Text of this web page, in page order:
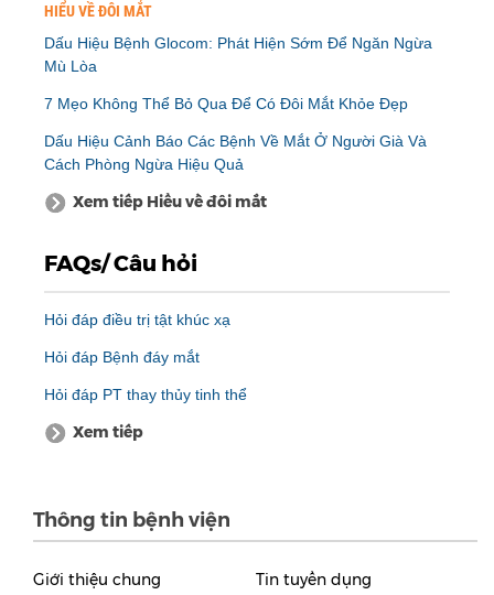
HIỂU VỀ ĐÔI MẮT
Dấu Hiệu Bệnh Glocom: Phát Hiện Sớm Để Ngăn Ngừa
Mù Lòa
7 Mẹo Không Thể Bỏ Qua Để Có Đôi Mắt Khỏe Đẹp
Dấu Hiệu Cảnh Báo Các Bệnh Về Mắt Ở Người Già Và
Cách Phòng Ngừa Hiệu Quả
Xem tiếp Hiểu về đôi mắt
FAQs/ Câu hỏi
Hỏi đáp điều trị tật khúc xạ
Hỏi đáp Bệnh đáy mắt
Hỏi đáp PT thay thủy tinh thể
Xem tiếp
Thông tin bệnh viện
Giới thiệu chung Tin tuyển dụng